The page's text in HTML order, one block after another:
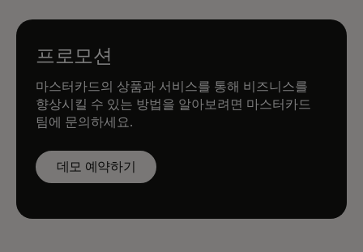
프로모션
마스터카드의 상품과 서비스를 통해 비즈니스를
향상시킬 수 있는 방법을 알아보려면 마스터카드
팀에 문의하세요.
데모 예약하기